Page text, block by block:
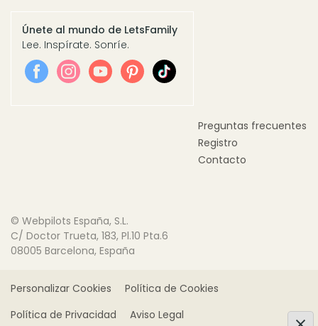
Únete al mundo de LetsFamily
Lee. Inspírate. Sonríe.
Preguntas frecuentes
Registro
Contacto
© Webpilots España, S.L.
C/ Doctor Trueta, 183, Pl.10 Pta.6
08005 Barcelona, España
Personalizar Cookies
Política de Cookies
Política de Privacidad
Aviso Legal